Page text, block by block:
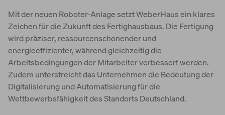
Mit der neuen Roboter-Anlage setzt WeberHaus ein klares
Zeichen für die Zukunft des Fertighausbaus. Die Fertigung
wird präziser, ressourcenschonender und
energieeffizienter, während gleichzeitig die
Arbeitsbedingungen der Mitarbeiter verbessert werden.
Zudem unterstreicht das Unternehmen die Bedeutung der
Digitalisierung und Automatisierung für die
Wettbewerbsfähigkeit des Standorts Deutschland.